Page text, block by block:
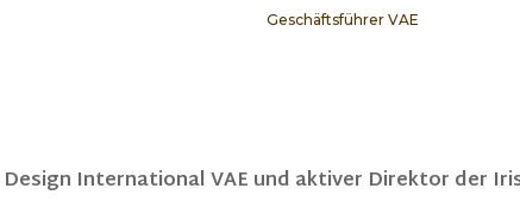
Geschäftsführer VAE
International VAE und aktiver Direktor der